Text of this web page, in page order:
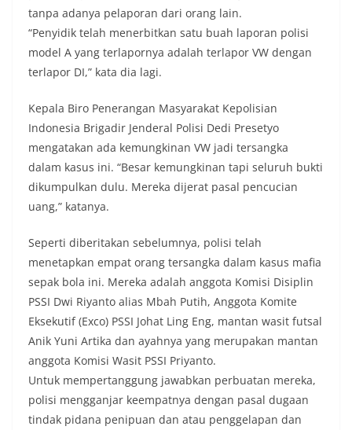
tanpa adanya pelaporan dari orang lain.
“Penyidik telah menerbitkan satu buah laporan polisi
model A yang terlapornya adalah terlapor VW dengan
terlapor DI,” kata dia lagi.
Kepala Biro Penerangan Masyarakat Kepolisian
Indonesia Brigadir Jenderal Polisi Dedi Presetyo
mengatakan ada kemungkinan VW jadi tersangka
dalam kasus ini. “Besar kemungkinan tapi seluruh bukti
dikumpulkan dulu. Mereka dijerat pasal pencucian
uang,” katanya.
Seperti diberitakan sebelumnya, polisi telah
menetapkan empat orang tersangka dalam kasus mafia
sepak bola ini. Mereka adalah anggota Komisi Disiplin
PSSI Dwi Riyanto alias Mbah Putih, Anggota Komite
Eksekutif (Exco) PSSI Johat Ling Eng, mantan wasit futsal
Anik Yuni Artika dan ayahnya yang merupakan mantan
anggota Komisi Wasit PSSI Priyanto.
Untuk mempertanggung jawabkan perbuatan mereka,
polisi mengganjar keempatnya dengan pasal dugaan
tindak pidana penipuan dan atau penggelapan dan